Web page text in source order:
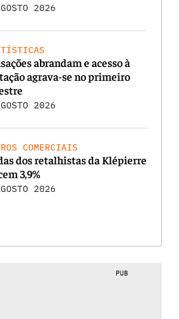
2026
abrandam e acesso à
agrava-se no primeiro
2026
COMERCIAIS
dos retalhistas da Klépierre
3,9%
2026
PUB